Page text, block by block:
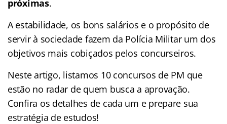
próximas.
A estabilidade, os bons salários e o propósito de
servir à sociedade fazem da Polícia Militar um dos
objetivos mais cobiçados pelos concurseiros.
Neste artigo, listamos 10 concursos de PM que
estão no radar de quem busca a aprovação.
Confira os detalhes de cada um e prepare sua
estratégia de estudos!